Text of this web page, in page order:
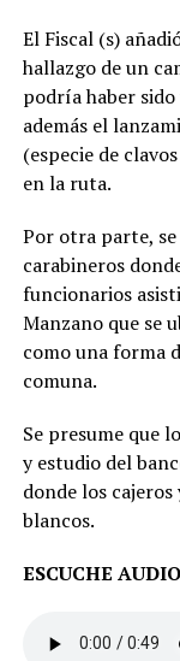
El Fiscal (s)
hallazgo de un
podría haber
además el
(especie de
en la ruta.
Por otra parte,
carabineros
funcionarios
Manzano que se
como una forma
comuna.
Se presume que
y estudio del
donde los
blancos.
ESCUCHE